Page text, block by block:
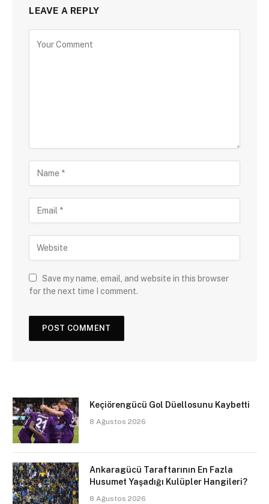
LEAVE A REPLY
Save my name, email, and website in this browser
for the next time I comment.
Keçiörengücü Gol Düellosunu Kaybetti
8 Ağustos 2026
Ankaragücü Taraftarının En Fazla
Husumet Yaşadığı Kulüpler Hangileri?
8 Ağustos 2026